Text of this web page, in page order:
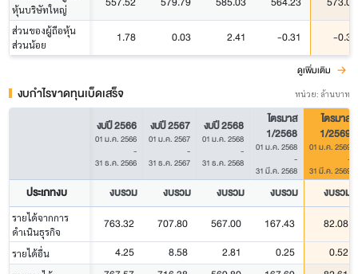
หุ้นบริษัทใหญ่
ส่วนของผู้ถือหุ้น
ส่วนน้อย
1.78 0.03 2.41 -0.31 -0.33
ดูเพิ่มเติม
งบกำไรขาดทุนเบ็ดเสร็จ หน่วย: ล้านบาท
งบปี 2566
01 ม.ค. 2566
-
31 ธ.ค. 2566
งบปี 2567
01 ม.ค. 2567
-
31 ธ.ค. 2567
งบปี 2568
01 ม.ค. 2568
-
31 ธ.ค. 2568
ไตรมาส
1/2568
01 ม.ค. 2568
-
31 มี.ค. 2568
ไตรมาส
1/2569
01 ม.ค. 2569
-
31 มี.ค. 2569
ประเภทงบ งบรวม งบรวม งบรวม งบรวม งบรวม
รายได้จากการ
ดำเนินธุรกิจ
763.32 707.80 567.00 167.43 82.08
รายได้อื่น 4.25 8.58 2.81 0.25 0.52